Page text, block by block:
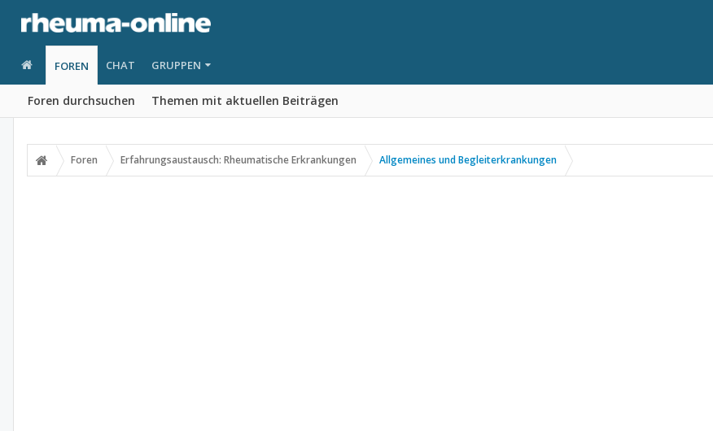
FOREN
Foren durchsuchen Themen mit aktuellen Beiträgen
CHAT GRUPPEN
Foren Erfahrungsaustausch: Rheumatische Erkrankungen Allgemeines und Begleiterkrankungen